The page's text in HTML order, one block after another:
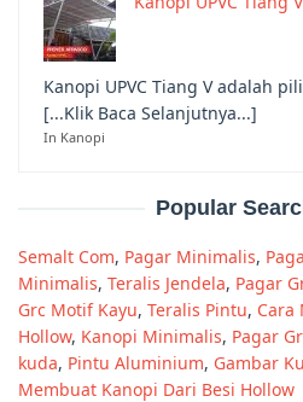
Kanopi UPVC Tiang V adalah
[...Klik Baca Selanjutnya...]
In Kanopi
Popular
Semalt Com, Pagar Minimalis,
Minimalis, Teralis Jendela, Pagar
Grc Motif Kayu, Teralis Pintu, Cara
Hollow, Kanopi Minimalis, Pagar
kuda, Pintu Aluminium, Gambar
Membuat Kanopi Dari Besi Hollow